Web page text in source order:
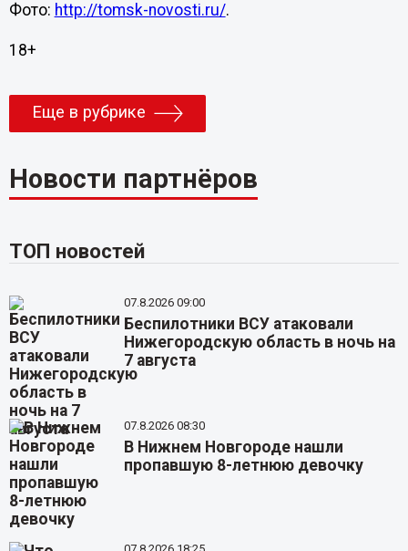
Фото: http://tomsk-novosti.ru/.
18+
Еще в рубрике
Новости партнёров
ТОП новостей
07.8.2026 09:00
Беспилотники ВСУ атаковали
Нижегородскую область в ночь на
7 августа
07.8.2026 08:30
В Нижнем Новгороде нашли
пропавшую 8-летнюю девочку